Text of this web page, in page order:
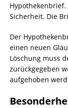
Sicherheit. Die
Der
einen neuen
Löschung muss
zurückgegeben
aufgehoben